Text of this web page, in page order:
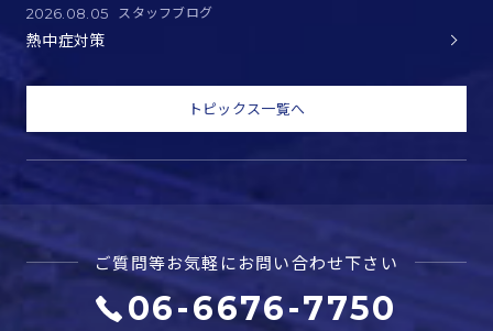
2026.08.05 スタッフブログ
熱中症対策
トピックス一覧へ
ご質問等お気軽にお問い合わせ下さい
06-6676-7750